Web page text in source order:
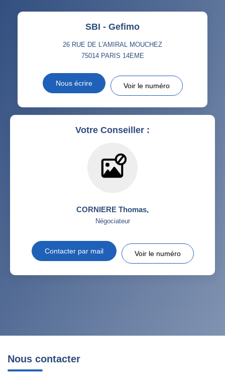
SBI - Gefimo
26 RUE DE L'AMIRAL MOUCHEZ
75014 PARIS 14EME
Nous écrire Voir le numéro
Votre Conseiller :
CORNIERE Thomas,
Négociateur
Contacter par mail Voir le numéro
Nous contacter